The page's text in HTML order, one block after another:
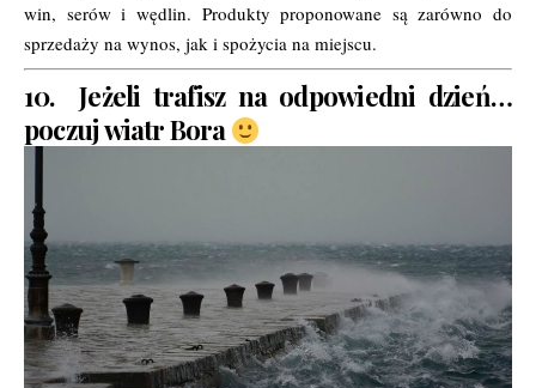
win, serów i wędlin. Produkty proponowane są zarówno do
sprzedaży na wynos, jak i spożycia na miejscu.
10. Jeżeli trafisz na odpowiedni dzień…
poczuj wiatr Bora